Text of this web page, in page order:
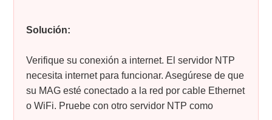
Solución:
Verifique su conexión a internet. El servidor NTP
necesita internet para funcionar. Asegúrese de que
su MAG esté conectado a la red por cable Ethernet
o WiFi. Pruebe con otro servidor NTP como